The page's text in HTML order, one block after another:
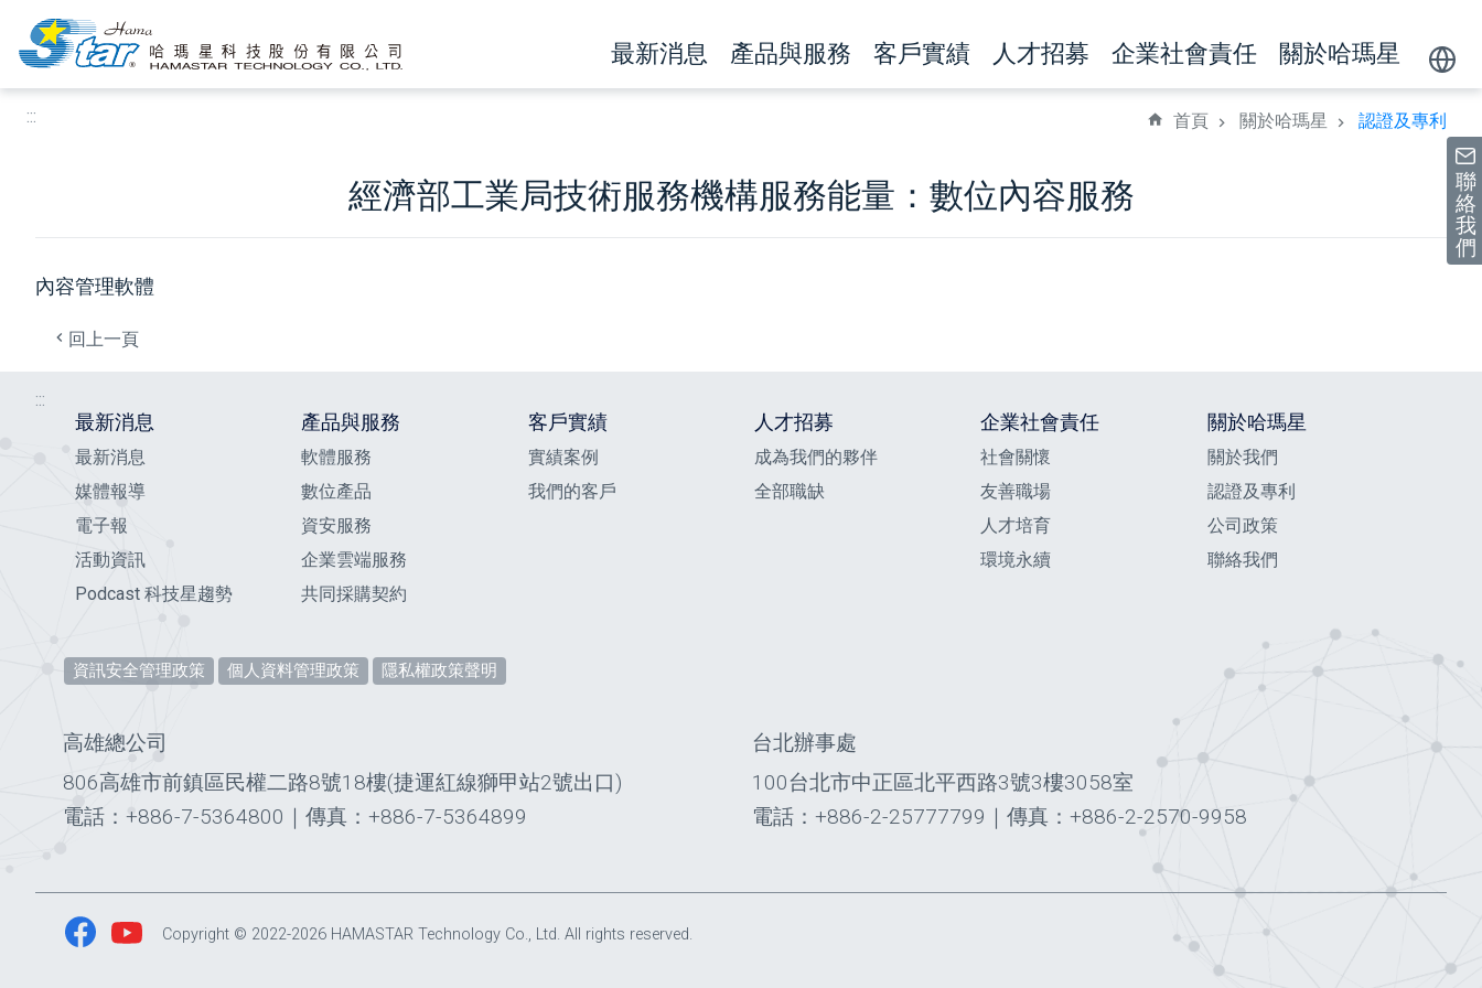
跳到主要內容區塊
聯
絡
我
們
最新消息 產品與服務 客戶實績 人才招募 企業社會責任 關於哈瑪星
by
:::
首頁 關於哈瑪星 認證及專利
經濟部工業局技術服務機構服務能量：數位內容服務
內容管理軟體
回上一頁
:::
最新消息
最新消息
媒體報導
電子報
活動資訊
Podcast 科技星趨勢
產品與服務
軟體服務
數位產品
資安服務
企業雲端服務
共同採購契約
客戶實績
實績案例
我們的客戶
人才招募
成為我們的夥伴
全部職缺
企業社會責任
社會關懷
友善職場
人才培育
環境永續
關於哈瑪星
關於我們
認證及專利
公司政策
聯絡我們
資訊安全管理政策 個人資料管理政策 隱私權政策聲明
高雄總公司
806高雄市前鎮區民權二路8號18樓(捷運紅線獅甲站2號出口)
電話：+886-7-5364800 ｜ 傳真：+886-7-5364899
台北辦事處
100台北市中正區北平西路3號3樓3058室
電話：+886-2-25777799 ｜ 傳真：+886-2-2570-9958
Copyright © 2022-2026 HAMASTAR Technology Co., Ltd. All rights reserved.